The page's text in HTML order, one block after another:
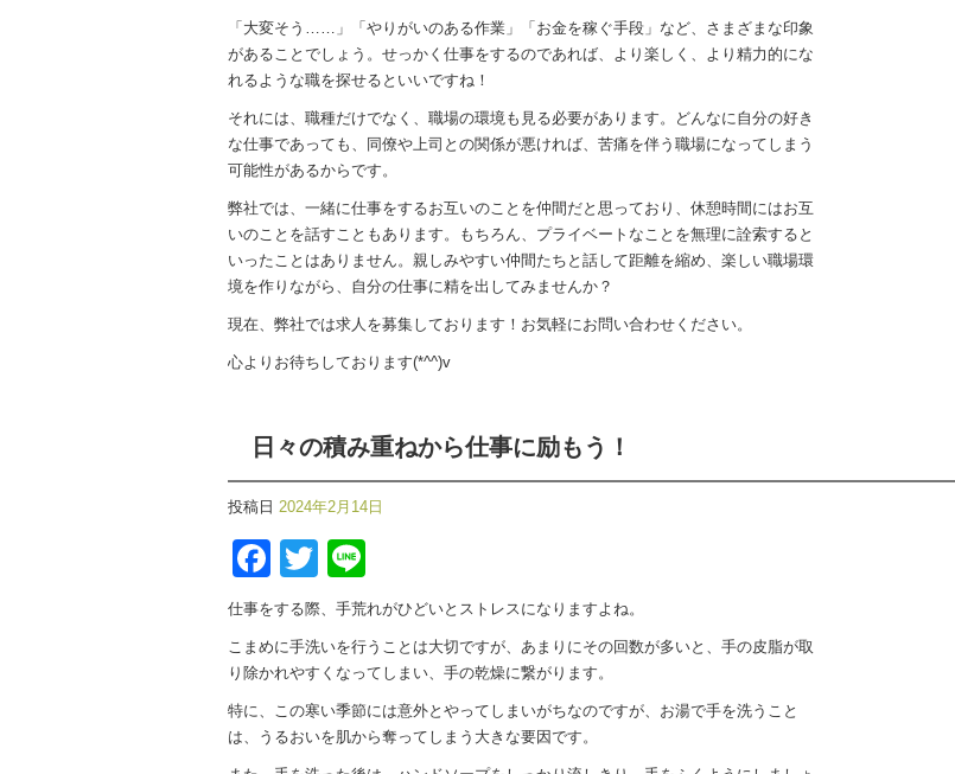
「大変そう……」「やりがいのある作業」「お金を稼ぐ手段」など、さまざまな印象
があることでしょう。せっかく仕事をするのであれば、より楽しく、より精力的にな
れるような職を探せるといいですね！
それには、職種だけでなく、職場の環境も見る必要があります。どんなに自分の好き
な仕事であっても、同僚や上司との関係が悪ければ、苦痛を伴う職場になってしまう
可能性があるからです。
弊社では、一緒に仕事をするお互いのことを仲間だと思っており、休憩時間にはお互
いのことを話すこともあります。もちろん、プライベートなことを無理に詮索すると
いったことはありません。親しみやすい仲間たちと話して距離を縮め、楽しい職場環
境を作りながら、自分の仕事に精を出してみませんか？
現在、弊社では求人を募集しております！お気軽にお問い合わせください。
心よりお待ちしております(*^^)v
日々の積み重ねから仕事に励もう！
投稿日 2024年2月14日
Facebook
Twitter
仕事をする際、手荒れがひどいとストレスになりますよね。
こまめに手洗いを行うことは大切ですが、あまりにその回数が多いと、手の皮脂が取
り除かれやすくなってしまい、手の乾燥に繋がります。
特に、この寒い季節には意外とやってしまいがちなのですが、お湯で手を洗うこと
は、うるおいを肌から奪ってしまう大きな要因です。